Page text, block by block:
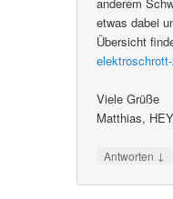
etwas dabei
Übersicht
Viele Grüße
Matthias,
Antworten ↓